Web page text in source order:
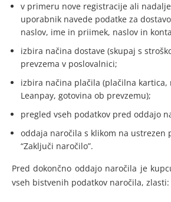
v primeru nove registracije ali
uporabnik navede podatke za
naslov, ime in priimek, naslov in
izbira načina dostave (skupaj s
prevzema v poslovalnici;
izbira načina plačila (plačilna kartica,
Leanpay, gotovina ob prevzemu);
pregled vseh podatkov pred oddajo
oddaja naročila s klikom na ustrezen
“Zaključi naročilo”.
Pred dokončno oddajo naročila je
vseh bistvenih podatkov naročila, zlasti: